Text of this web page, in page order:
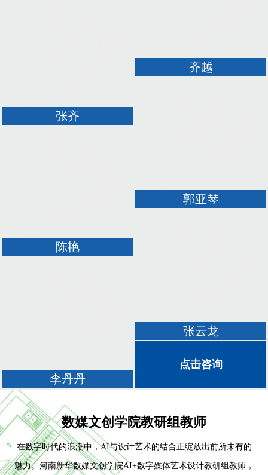
张齐
陈艳
李丹丹
齐越
郭亚琴
张云龙
点击咨询
数媒文创学院教研组教师
在数字时代的浪潮中，AI与设计艺术的结合正绽放出前所未有的
魅力。河南新华数媒文创学院AI+数字媒体艺术设计教研组教师，